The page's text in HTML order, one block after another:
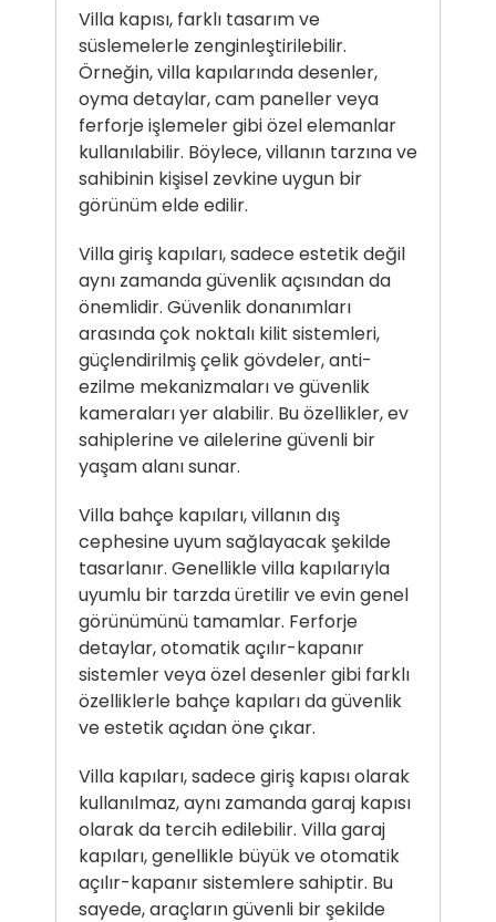
Villa kapısı, farklı tasarım ve
süslemelerle zenginleştirilebilir.
Örneğin, villa kapılarında desenler,
oyma detaylar, cam paneller veya
ferforje işlemeler gibi özel elemanlar
kullanılabilir. Böylece, villanın tarzına ve
sahibinin kişisel zevkine uygun bir
görünüm elde edilir.
Villa giriş kapıları, sadece estetik değil
aynı zamanda güvenlik açısından da
önemlidir. Güvenlik donanımları
arasında çok noktalı kilit sistemleri,
güçlendirilmiş çelik gövdeler, anti-
ezilme mekanizmaları ve güvenlik
kameraları yer alabilir. Bu özellikler, ev
sahiplerine ve ailelerine güvenli bir
yaşam alanı sunar.
Villa bahçe kapıları, villanın dış
cephesine uyum sağlayacak şekilde
tasarlanır. Genellikle villa kapılarıyla
uyumlu bir tarzda üretilir ve evin genel
görünümünü tamamlar. Ferforje
detaylar, otomatik açılır-kapanır
sistemler veya özel desenler gibi farklı
özelliklerle bahçe kapıları da güvenlik
ve estetik açıdan öne çıkar.
Villa kapıları, sadece giriş kapısı olarak
kullanılmaz, aynı zamanda garaj kapısı
olarak da tercih edilebilir. Villa garaj
kapıları, genellikle büyük ve otomatik
açılır-kapanır sistemlere sahiptir. Bu
sayede, araçların güvenli bir şekilde